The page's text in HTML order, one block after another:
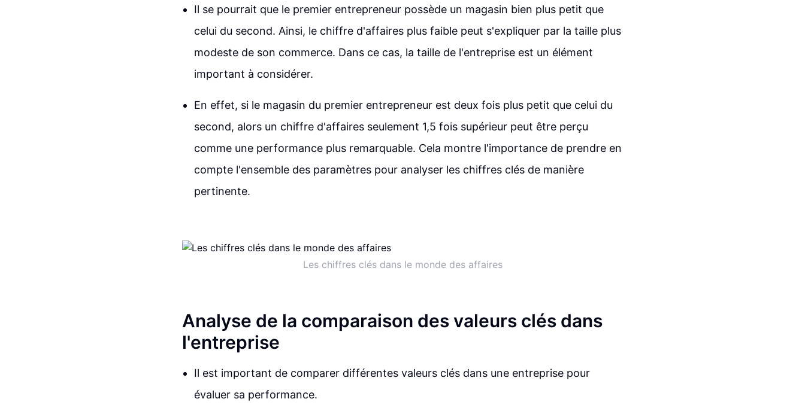
Il se pourrait que le premier entrepreneur possède un magasin bien plus petit que
celui du second. Ainsi, le chiffre d'affaires plus faible peut s'expliquer par la taille plus
modeste de son commerce. Dans ce cas, la taille de l'entreprise est un élément
important à considérer.
En effet, si le magasin du premier entrepreneur est deux fois plus petit que celui du
second, alors un chiffre d'affaires seulement 1,5 fois supérieur peut être perçu
comme une performance plus remarquable. Cela montre l'importance de prendre en
compte l'ensemble des paramètres pour analyser les chiffres clés de manière
pertinente.
Les chiffres clés dans le monde des affaires
Analyse de la comparaison des valeurs clés dans
l'entreprise
Il est important de comparer différentes valeurs clés dans une entreprise pour
évaluer sa performance.